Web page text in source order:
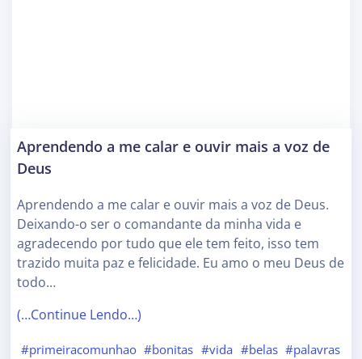
Aprendendo a me calar e ouvir mais a voz de
Deus
Aprendendo a me calar e ouvir mais a voz de Deus.
Deixando-o ser o comandante da minha vida e
agradecendo por tudo que ele tem feito, isso tem
trazido muita paz e felicidade. Eu amo o meu Deus de
todo…
(…Continue Lendo…)
#primeiracomunhao #bonitas #vida #belas #palavras